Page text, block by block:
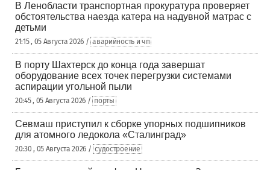
В Ленобласти транспортная прокуратура проверяет
обстоятельства наезда катера на надувной матрас с
детьми
21:15 , 05 Августа 2026 / аварийность и чп
В порту Шахтерск до конца года завершат
оборудование всех точек перегрузки системами
аспирации угольной пыли
20:45 , 05 Августа 2026 / порты
Севмаш приступил к сборке упорных подшипников
для атомного ледокола «Сталинград»
20:30 , 05 Августа 2026 / судостроение